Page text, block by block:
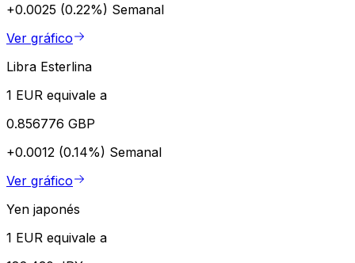
+0.0025 (0.22%) Semanal
Ver gráfico
Libra Esterlina
1 EUR equivale a
0.856776 GBP
+0.0012 (0.14%) Semanal
Ver gráfico
Yen japonés
1 EUR equivale a